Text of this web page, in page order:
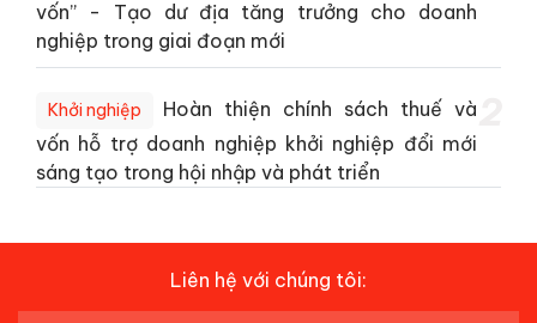
vốn” - Tạo dư địa tăng trưởng cho doanh
nghiệp trong giai đoạn mới
Khởi nghiệp
Hoàn thiện chính sách thuế và
vốn hỗ trợ doanh nghiệp khởi nghiệp đổi mới
sáng tạo trong hội nhập và phát triển
Liên hệ với chúng tôi: